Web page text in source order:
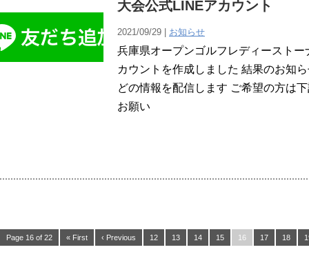
大会公式LINEアカウント
2021/09/29 | お知らせ
兵庫県オープンゴルフレディースト
カウントを作成しました 結果のお知
どの情報を配信します ご希望の方は
お願い
Page 16 of 22 « First ‹ Previous 12 13 14 15 16 17 18